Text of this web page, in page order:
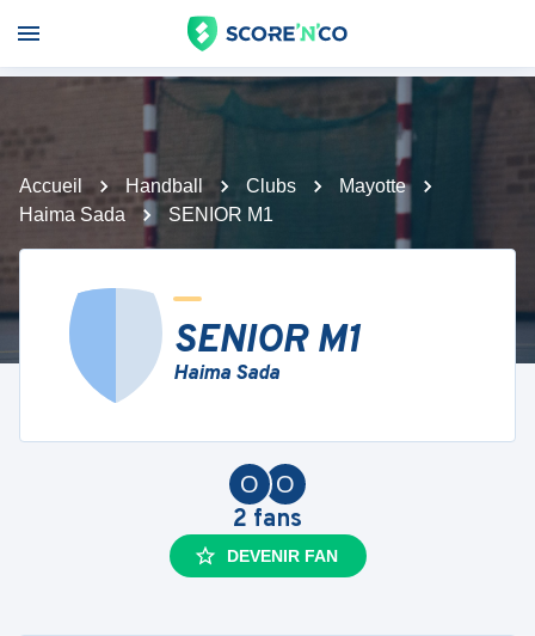
Accueil Handball Clubs
Mayotte
Haima Sada
SENIOR M1
SENIOR M1
Haima Sada
O
O
2 fans
DEVENIR FAN